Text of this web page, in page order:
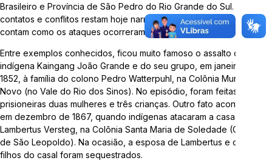
Brasileiro e Província de São Pedro do Rio Grande do Sul. Desses
contatos e conflitos restam hoje narrativas documentais que
contam como os ataques ocorreram nas colônias de imigração.
Entre exemplos conhecidos, ficou muito famoso o assalto do
indígena Kaingang João Grande e do seu grupo, em janeiro de
1852, à família do colono Pedro Watterpuhl, na Colônia Mundo
Novo (no Vale do Rio dos Sinos). No episódio, foram feitas
prisioneiras duas mulheres e três crianças. Outro fato aconteceu
em dezembro de 1867, quando indígenas atacaram a casa de
Lambertus Versteg, na Colônia Santa Maria de Soledade (Colônia
de São Leopoldo). Na ocasião, a esposa de Lambertus e os dois
filhos do casal foram sequestrados.
Desenvolvido por
"Esta obra foi realizada com recursos da Lei Complementar
nº 195/2022, Lei Paulo Gustavo"